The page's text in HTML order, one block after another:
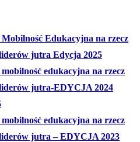
Edukacyjna na rzecz
liderów jutra Edycja 2025
edukacyjna na rzecz
liderów jutra-EDYCJA 2024
edukacyjna na rzecz
liderów jutra – EDYCJA 2023